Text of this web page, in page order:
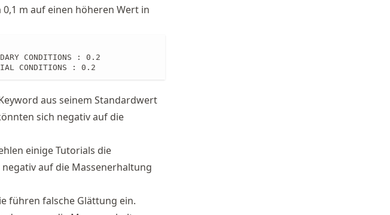
m auf einen höheren Wert in
CONDITIONS : 0.2
CONDITIONS : 0.2
aus seinem Standardwert
sich negativ auf die
einige Tutorials die
auf die Massenerhaltung
führen falsche Glättung ein.